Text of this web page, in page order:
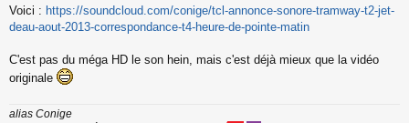
e
s
g
e
o
n
Voici : https://soundcloud.com/conige/tcl-annonce-sonore-tramway-t2-jet-
deau-aout-2013-correspondance-t4-heure-de-pointe-matin
C'est pas du méga HD le son hein, mais c'est déjà mieux que la vidéo
originale
alias Conige